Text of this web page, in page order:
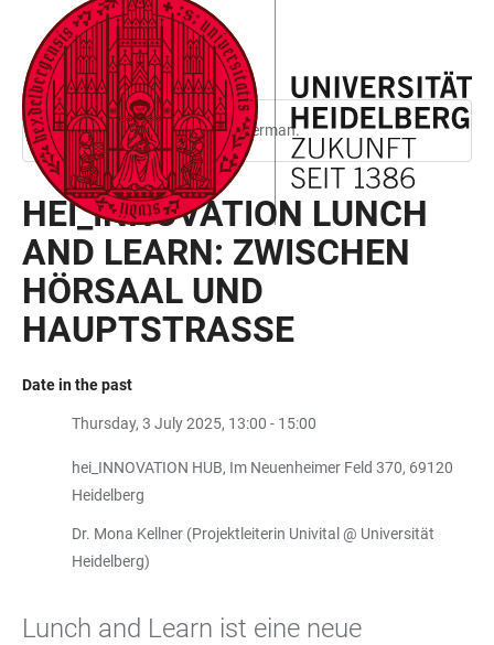
ACCESSIBILITY
LINKS
JUMP
TO
MAIN
CONTENT
OPEN
MAIN
NAVIGATION
OPEN
SEARCH
FORM
This page is only available in German.
HEI_INNOVATION LUNCH
AND LEARN: ZWISCHEN
HÖRSAAL UND
HAUPTSTRASSE
Date in the past
Thursday, 3 July 2025, 13:00 - 15:00
hei_INNOVATION HUB, Im Neuenheimer Feld 370, 69120
Heidelberg
Dr. Mona Kellner (Projektleiterin Univital @ Universität
Heidelberg)
Lunch and Learn ist eine neue